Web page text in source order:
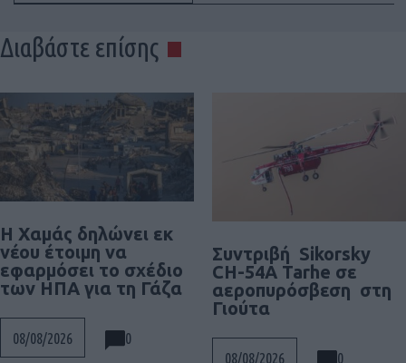
Διαβάστε επίσης
Η Χαμάς δηλώνει εκ
νέου έτοιμη να
εφαρμόσει το σχέδιο
των ΗΠΑ για τη Γάζα
08/08/2026 0
Συντριβή Sikorsky
CH-54A Tarhe σε
αεροπυρόσβεση στη
Γιούτα
08/08/2026 0